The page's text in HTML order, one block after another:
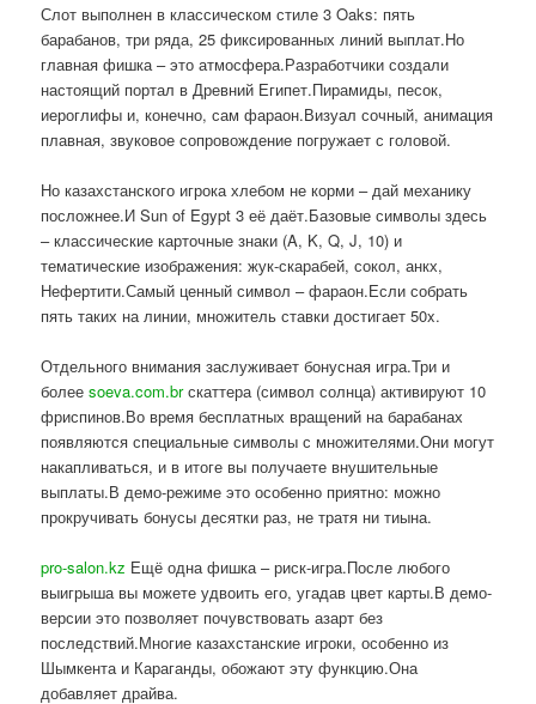
Слот выполнен в классическом стиле 3 Oaks: пять
барабанов, три ряда, 25 фиксированных линий выплат.Но
главная фишка – это атмосфера.Разработчики создали
настоящий портал в Древний Египет.Пирамиды, песок,
иероглифы и, конечно, сам фараон.Визуал сочный, анимация
плавная, звуковое сопровождение погружает с головой.
Но казахстанского игрока хлебом не корми – дай механику
посложнее.И Sun of Egypt 3 её даёт.Базовые символы здесь
– классические карточные знаки (A, K, Q, J, 10) и
тематические изображения: жук-скарабей, сокол, анкх,
Нефертити.Самый ценный символ – фараон.Если собрать
пять таких на линии, множитель ставки достигает 50x.
Отдельного внимания заслуживает бонусная игра.Три и
болееsoeva.com.brскаттера (символ солнца) активируют 10
фриспинов.Во время бесплатных вращений на барабанах
появляются специальные символы с множителями.Они могут
накапливаться, и в итоге вы получаете внушительные
выплаты.В демо-режиме это особенно приятно: можно
прокручивать бонусы десятки раз, не тратя ни тиына.
pro-salon.kz Ещё одна фишка – риск-игра.После любого
выигрыша вы можете удвоить его, угадав цвет карты.В демо-
версии это позволяет почувствовать азарт без
последствий.Многие казахстанские игроки, особенно из
Шымкента и Караганды, обожают эту функцию.Она
добавляет драйва.